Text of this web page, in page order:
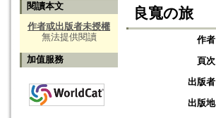
閱讀本文
作者或出版者未授權
無法提供閱讀
加值服務
良寬の旅
作者
頁次
出版者
出版地